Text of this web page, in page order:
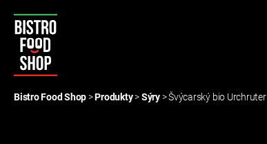
Food
Bistro Food Shop>Produkty>Sýry>Švýcarský bio Urchruter